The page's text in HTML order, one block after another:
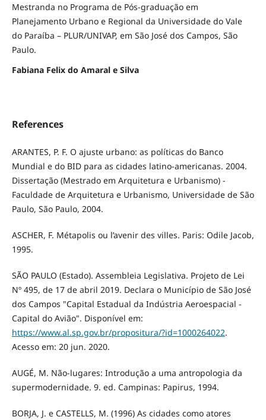
Mestranda no Programa de Pós-graduação em
Planejamento Urbano e Regional da Universidade do Vale
do Paraíba – PLUR/UNIVAP, em São José dos Campos, São
Paulo.
Fabiana Felix do Amaral e Silva
References
ARANTES, P. F. O ajuste urbano: as políticas do Banco
Mundial e do BID para as cidades latino-americanas. 2004.
Dissertação (Mestrado em Arquitetura e Urbanismo) -
Faculdade de Arquitetura e Urbanismo, Universidade de São
Paulo, São Paulo, 2004.
ASCHER, F. Métapolis ou l’avenir des villes. Paris: Odile Jacob,
1995.
SÃO PAULO (Estado). Assembleia Legislativa. Projeto de Lei
Nº 495, de 17 de abril 2019. Declara o Município de São José
dos Campos "Capital Estadual da Indústria Aeroespacial -
Capital do Avião". Disponível em:
https://www.al.sp.gov.br/propositura/?id=1000264022.
Acesso em: 20 jun. 2020.
AUGÉ, M. Não-lugares: Introdução a uma antropologia da
supermodernidade. 9. ed. Campinas: Papirus, 1994.
BORJA, J. e CASTELLS, M. (1996) As cidades como atores